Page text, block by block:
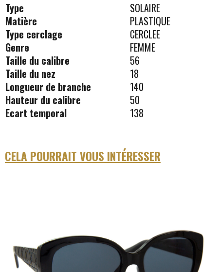
Type
SOLAIRE
Matière
PLASTIQUE
Type cerclage
CERCLEE
Genre
FEMME
Taille du calibre
56
Taille du nez
18
Longueur de branche
140
Hauteur du calibre
50
Ecart temporal
138
CELA POURRAIT VOUS INTÉRESSER